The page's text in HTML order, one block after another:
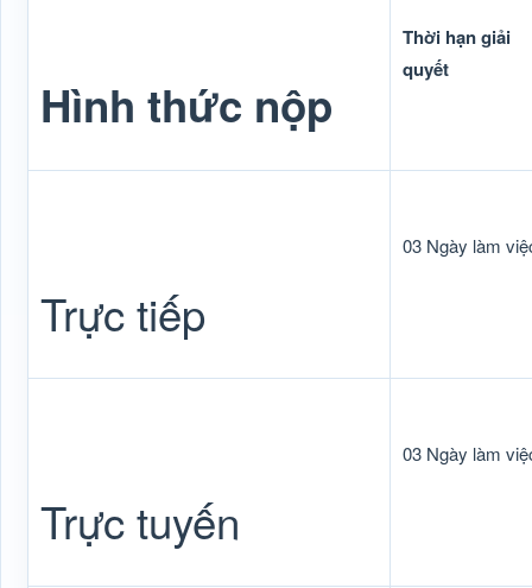
Hình thức nộp
Thời hạn giải
quyết
Trực tiếp
03 Ngày làm
Trực tuyến
03 Ngày làm